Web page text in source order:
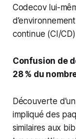
Codecov lui-
continue (CI/
Confusion de
28 % du
Découverte
impliqué des
similaires aux